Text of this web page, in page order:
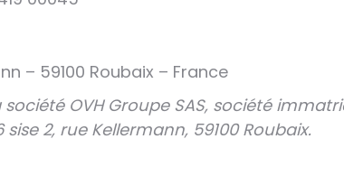
– 59100 Roubaix – France
société OVH Groupe SAS, société
2, rue Kellermann, 59100 Roubaix.